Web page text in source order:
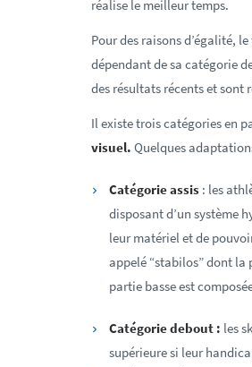
réalise le meilleur temps.
Pour des raisons d’égalité,
dépendant de sa catégorie
des résultats récents et sont
Il existe trois catégories en
visuel. Quelques
Catégorie assis : les
disposant d’un système
leur matériel et de
appelé “stabilos” dont la
partie basse est
Catégorie debout : les
supérieure si leur